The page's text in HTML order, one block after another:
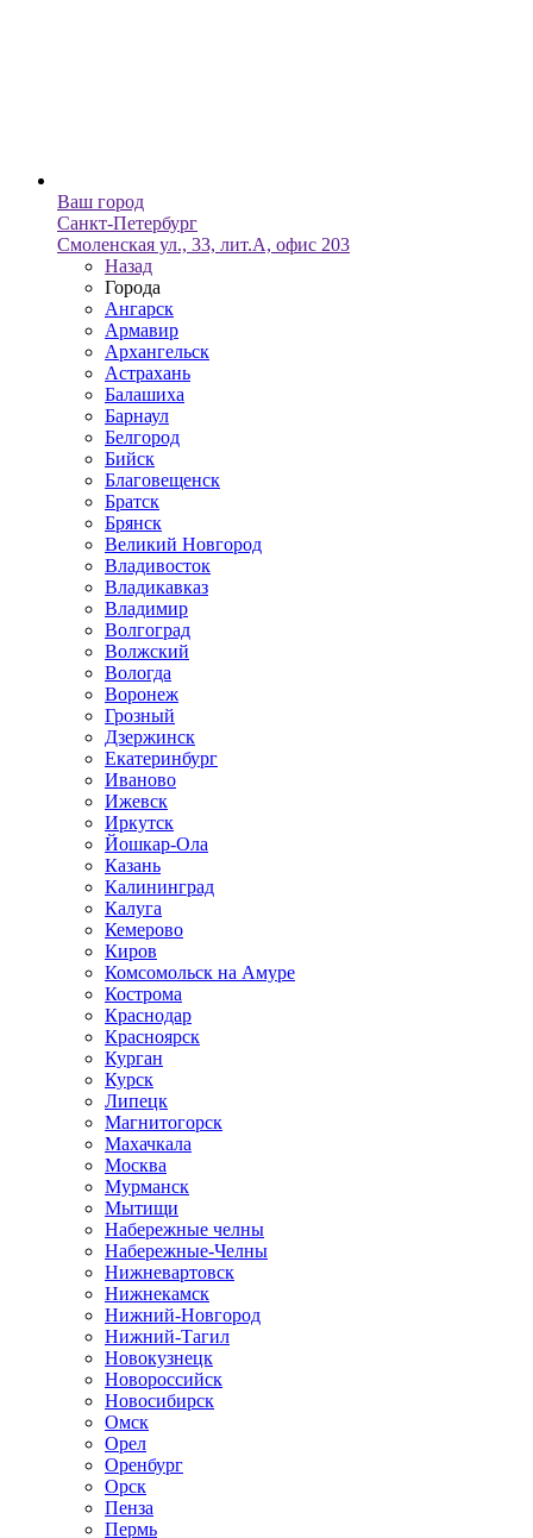
Ваш город
Санкт-Петербург
Смоленская ул., 33, лит.А, офис 203
Назад
Города
Ангарск
Армавир
Архангельск
Астрахань
Балашиха
Барнаул
Белгород
Бийск
Благовещенск
Братск
Брянск
Великий Новгород
Владивосток
Владикавказ
Владимир
Волгоград
Волжский
Вологда
Воронеж
Грозный
Дзержинск
Екатеринбург
Иваново
Ижевск
Иркутск
Йошкар-Ола
Казань
Калининград
Калуга
Кемерово
Киров
Комсомольск на Амуре
Кострома
Краснодар
Красноярск
Курган
Курск
Липецк
Магнитогорск
Махачкала
Москва
Мурманск
Мытищи
Набережные челны
Набережные-Челны
Нижневартовск
Нижнекамск
Нижний-Новгород
Нижний-Тагил
Новокузнецк
Новороссийск
Новосибирск
Омск
Орел
Оренбург
Орск
Пенза
Пермь